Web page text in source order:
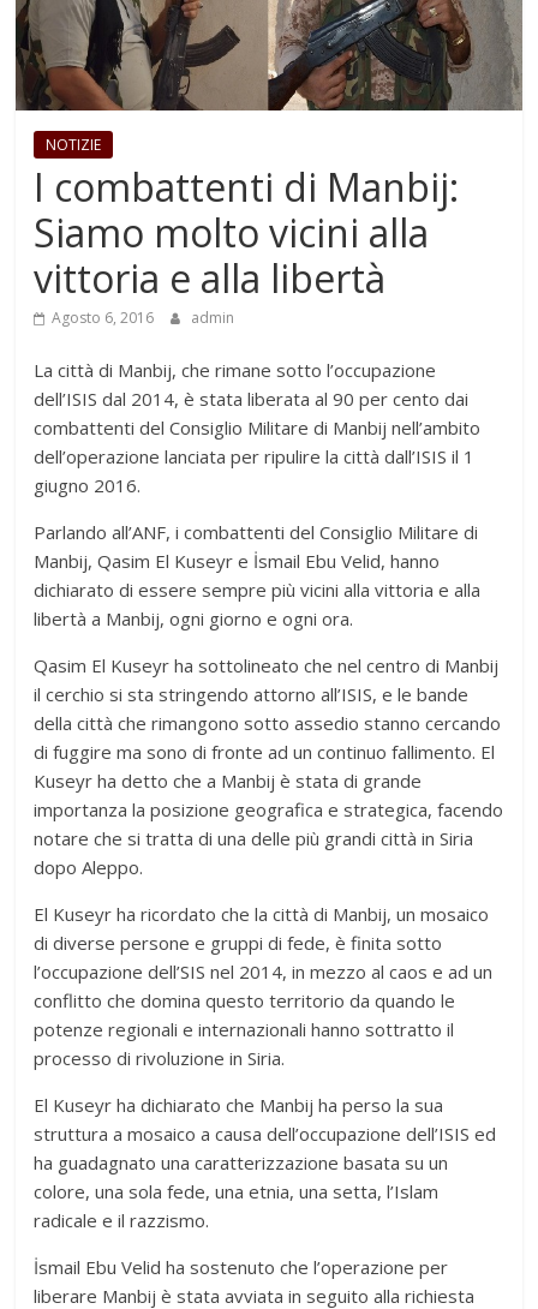
NOTIZIE
I combattenti di Manbij:
Siamo molto vicini alla
vittoria e alla libertà
Agosto 6, 2016 admin
La città di Manbij, che rimane sotto l’occupazione
dell’ISIS dal 2014, è stata liberata al 90 per cento dai
combattenti del Consiglio Militare di Manbij nell’ambito
dell’operazione lanciata per ripulire la città dall’ISIS il 1
giugno 2016.
Parlando all’ANF, i combattenti del Consiglio Militare di
Manbij, Qasim El Kuseyr e İsmail Ebu Velid, hanno
dichiarato di essere sempre più vicini alla vittoria e alla
libertà a Manbij, ogni giorno e ogni ora.
Qasim El Kuseyr ha sottolineato che nel centro di Manbij
il cerchio si sta stringendo attorno all’ISIS, e le bande
della città che rimangono sotto assedio stanno cercando
di fuggire ma sono di fronte ad un continuo fallimento. El
Kuseyr ha detto che a Manbij è stata di grande
importanza la posizione geografica e strategica, facendo
notare che si tratta di una delle più grandi città in Siria
dopo Aleppo.
El Kuseyr ha ricordato che la città di Manbij, un mosaico
di diverse persone e gruppi di fede, è finita sotto
l’occupazione dell’SIS nel 2014, in mezzo al caos e ad un
conflitto che domina questo territorio da quando le
potenze regionali e internazionali hanno sottratto il
processo di rivoluzione in Siria.
El Kuseyr ha dichiarato che Manbij ha perso la sua
struttura a mosaico a causa dell’occupazione dell’ISIS ed
ha guadagnato una caratterizzazione basata su un
colore, una sola fede, una etnia, una setta, l’Islam
radicale e il razzismo.
İsmail Ebu Velid ha sostenuto che l’operazione per
liberare Manbij è stata avviata in seguito alla richiesta